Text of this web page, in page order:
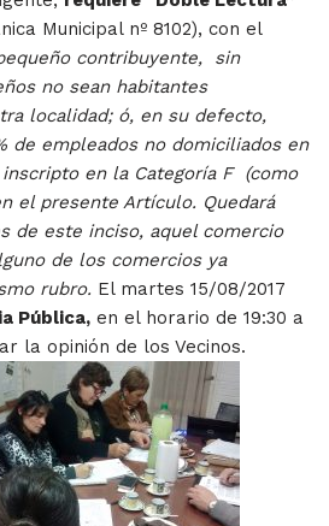
Municipal nº 8102), con el
contribuyente, sin
no sean habitantes
localidad; ó, en su defecto,
de empleados no domiciliados en
en la Categoría F (como
el presente Artículo. Quedará
de este inciso, aquel comercio
de los comercios ya
rubro. El martes 15/08/2017
Pública, en el horario de 19:30 a
la opinión de los Vecinos.